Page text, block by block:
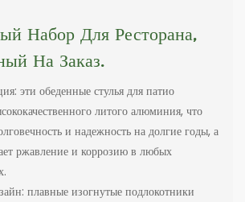
Набор Для Ресторана,
На Заказ.
эти обеденные стулья для патио
литого алюминия, что
и надежность на долгие годы, а
ржавление и коррозию в любых
плавные изогнутые подлокотники